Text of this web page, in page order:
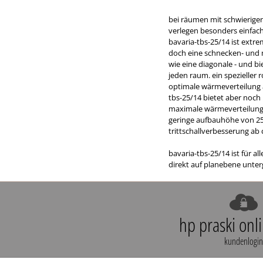
bei räumen mit
verlegen besonders
bavaria-tbs-25/14 ist
doch eine schnecken-
wie eine diagonale - und
jeden raum. ein spezieller
optimale wärmeverteilung
tbs-25/14 bietet aber noch
maximale
geringe aufbauhöhe von
trittschallverbesserung ab
bavaria-tbs-25/14 ist für
direkt auf planebene
hp praski
kundenlogin